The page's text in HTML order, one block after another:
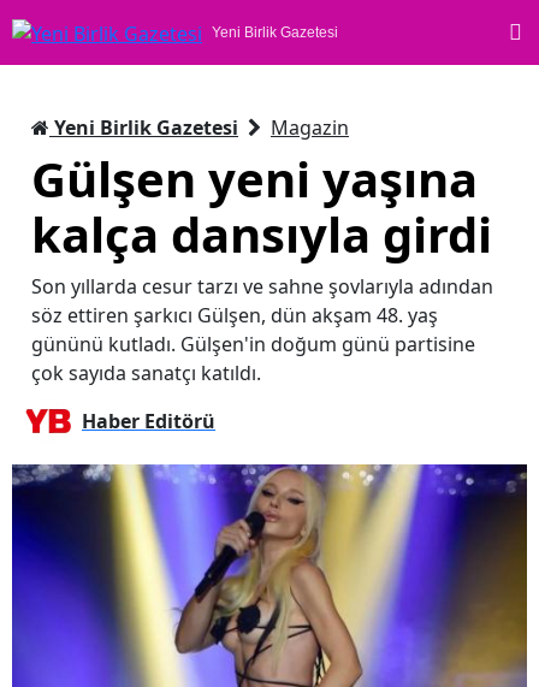
Yeni Birlik Gazetesi
Yeni Birlik Gazetesi Magazin
Gülşen yeni yaşına
kalça dansıyla girdi
Son yıllarda cesur tarzı ve sahne şovlarıyla adından
söz ettiren şarkıcı Gülşen, dün akşam 48. yaş
gününü kutladı. Gülşen'in doğum günü partisine
çok sayıda sanatçı katıldı.
Haber Editörü